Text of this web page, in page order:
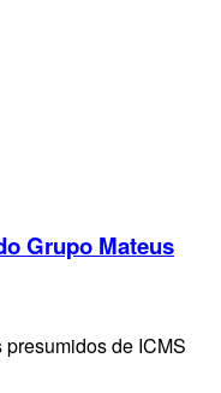
Grupo Mateus
de ICMS